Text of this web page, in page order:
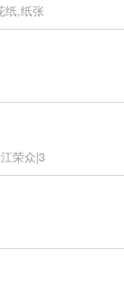
纸,纸张
荣众|3